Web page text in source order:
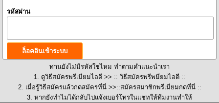
รหัสผ่าน
ท่านยังไม่มีรหัสใช่ไหม ทำตามคำแนะนำเรา
1. ดูวิธีสมัครพรีเมี่ยมไอดี >> :: วิธีสมัครพรีพมี่ยมไอดี ::
2. เมื่อรู้วิธีสมัครแล้วกดสมัครที่นี่ >>::สมัครสมาชิกพรีเมี่ยมกดที่นี่ ::
3. หากยังทำไมได้กลับไปแจ้งเบอร์โทรในแชทให้ทีมงานทำให้